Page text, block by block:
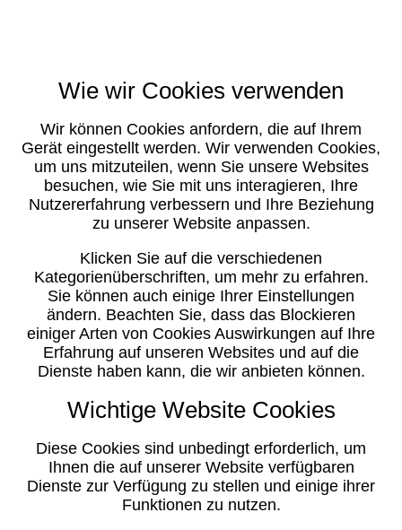
Wie wir Cookies verwenden
Wir können Cookies anfordern, die auf Ihrem
Gerät eingestellt werden. Wir verwenden Cookies,
um uns mitzuteilen, wenn Sie unsere Websites
besuchen, wie Sie mit uns interagieren, Ihre
Nutzererfahrung verbessern und Ihre Beziehung
zu unserer Website anpassen.
Klicken Sie auf die verschiedenen
Kategorienüberschriften, um mehr zu erfahren.
Sie können auch einige Ihrer Einstellungen
ändern. Beachten Sie, dass das Blockieren
einiger Arten von Cookies Auswirkungen auf Ihre
Erfahrung auf unseren Websites und auf die
Dienste haben kann, die wir anbieten können.
Wichtige Website Cookies
Diese Cookies sind unbedingt erforderlich, um
Ihnen die auf unserer Website verfügbaren
Dienste zur Verfügung zu stellen und einige ihrer
Funktionen zu nutzen.